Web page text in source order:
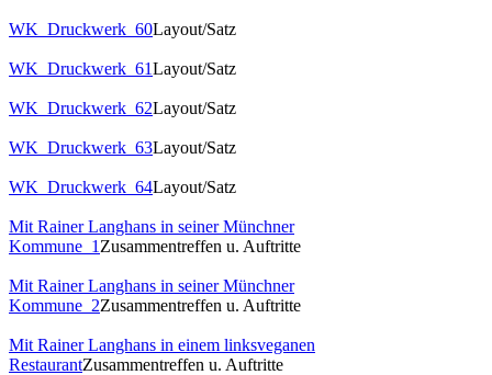
WK_Druckwerk_60Layout/Satz
WK_Druckwerk_61Layout/Satz
WK_Druckwerk_62Layout/Satz
WK_Druckwerk_63Layout/Satz
WK_Druckwerk_64Layout/Satz
Mit Rainer Langhans in seiner Münchner
Kommune_1 Zusammentreffen u. Auftritte
Mit Rainer Langhans in seiner Münchner
Kommune_2Zusammentreffen u. Auftritte
Mit Rainer Langhans in einem linksveganen
RestaurantZusammentreffen u. Auftritte